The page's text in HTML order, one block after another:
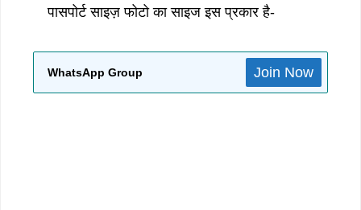
पासपोर्ट साइज़ फोटो का साइज इस प्रकार है-
WhatsApp Group Join Now